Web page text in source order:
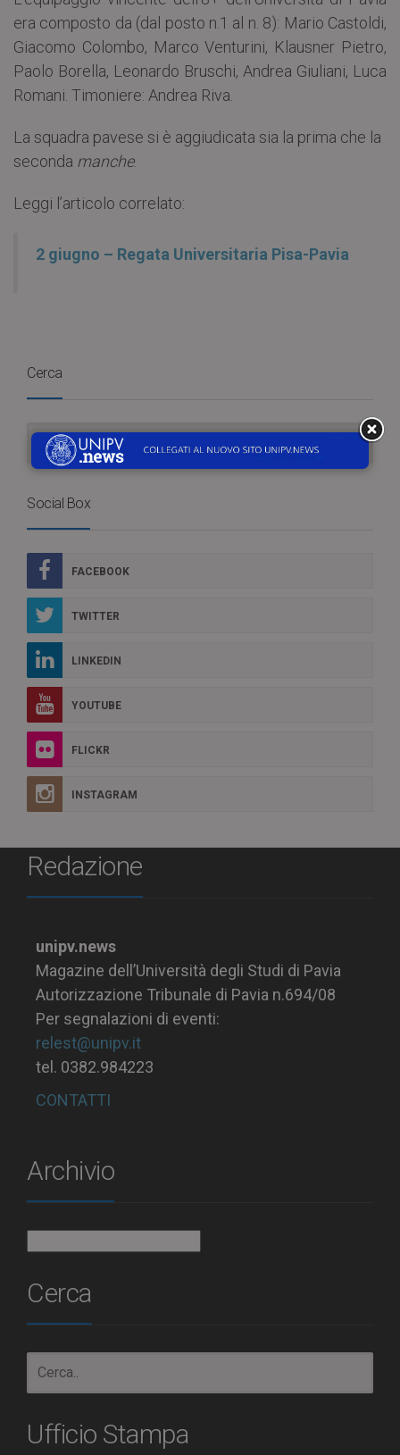
era composto da (dal posto n.1 al n. 8): Mario Castoldi,
Giacomo Colombo, Marco Venturini, Klausner Pietro,
Paolo Borella, Leonardo Bruschi, Andrea Giuliani, Luca
Romani. Timoniere: Andrea Riva.
La squadra pavese si è aggiudicata sia la prima che la
seconda manche.
Leggi l’articolo correlato:
2 giugno – Regata Universitaria Pisa-Pavia
Cerca
Social Box
FACEBOOK
TWITTER
LINKEDIN
YOUTUBE
FLICKR
INSTAGRAM
Redazione
unipv.news
Magazine dell’Università degli Studi di Pavia
Autorizzazione Tribunale di Pavia n.694/08
Per segnalazioni di eventi:
relest@unipv.it
tel. 0382.984223
CONTATTI
Archivio
Cerca
Ufficio Stampa